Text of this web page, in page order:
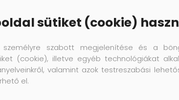
sütiket (cookie)
személyre szabott megjelenítése és a
(cookie), illetve egyéb technológiákat
valamint azok testreszabási
el.